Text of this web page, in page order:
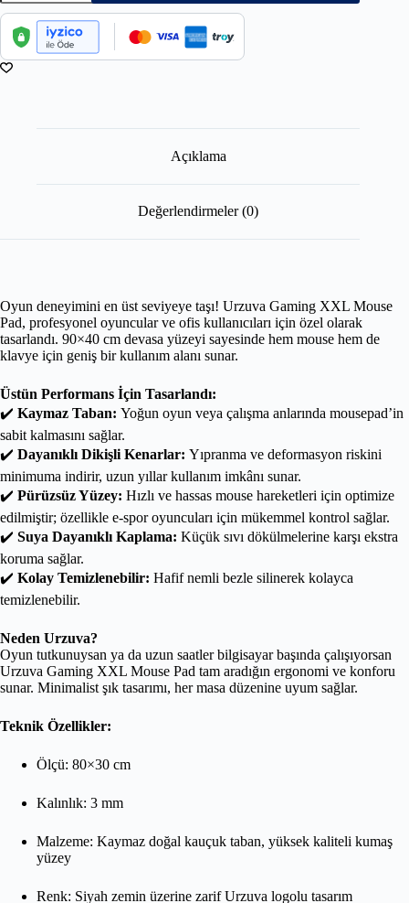
Açıklama
Değerlendirmeler (0)
Oyun deneyimini en üst seviyeye taşı! Urzuva Gaming XXL Mouse
Pad, profesyonel oyuncular ve ofis kullanıcıları için özel olarak
tasarlandı. 90×40 cm devasa yüzeyi sayesinde hem mouse hem de
klavye için geniş bir kullanım alanı sunar.
Üstün Performans İçin Tasarlandı:
✔️ Kaymaz Taban: Yoğun oyun veya çalışma anlarında mousepad’in
sabit kalmasını sağlar.
✔️ Dayanıklı Dikişli Kenarlar: Yıpranma ve deformasyon riskini
minimuma indirir, uzun yıllar kullanım imkânı sunar.
✔️ Pürüzsüz Yüzey: Hızlı ve hassas mouse hareketleri için optimize
edilmiştir; özellikle e-spor oyuncuları için mükemmel kontrol sağlar.
✔️ Suya Dayanıklı Kaplama: Küçük sıvı dökülmelerine karşı ekstra
koruma sağlar.
✔️ Kolay Temizlenebilir: Hafif nemli bezle silinerek kolayca
temizlenebilir.
Neden Urzuva?
Oyun tutkunuysan ya da uzun saatler bilgisayar başında çalışıyorsan
Urzuva Gaming XXL Mouse Pad tam aradığın ergonomi ve konforu
sunar. Minimalist şık tasarımı, her masa düzenine uyum sağlar.
Teknik Özellikler:
Ölçü: 80×30 cm
Kalınlık: 3 mm
Malzeme: Kaymaz doğal kauçuk taban, yüksek kaliteli kumaş
yüzey
Renk: Siyah zemin üzerine zarif Urzuva logolu tasarım